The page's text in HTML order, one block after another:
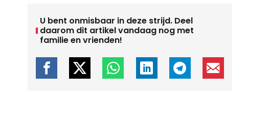
U bent onmisbaar in deze strijd. Deel
daarom dit artikel vandaag nog met
familie en vrienden!